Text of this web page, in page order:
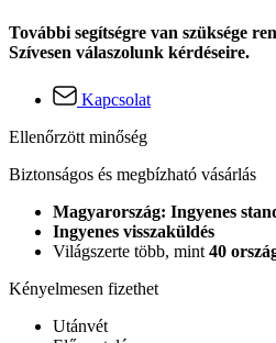
További segítségre van szüksége
Szívesen válaszolunk kérdéseire.
Kapcsolat
Ellenőrzött minőség
Biztonságos és megbízható vásárlás
Magyarország: Ingyenes
Ingyenes visszaküldés
Világszerte több, mint 40
Kényelmesen fizethet
Utánvét